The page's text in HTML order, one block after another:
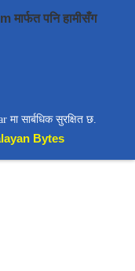
पनि हामीसँग
सार्बधिक सुरक्षित छ.
Bytes